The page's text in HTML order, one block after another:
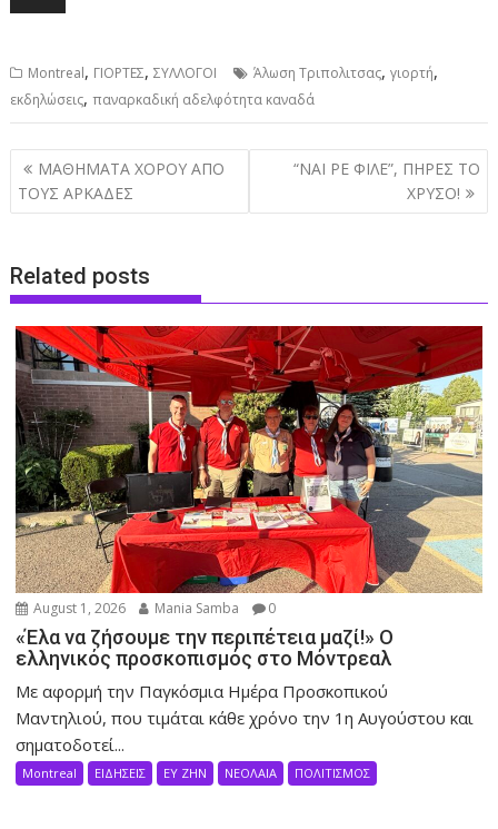
Montreal, ΓΙΟΡΤΕΣ,ΣΥΛΛΟΓΟΙ Άλωση Τριπολιτσας,γιορτή,
εκδηλώσεις,παναρκαδική αδελφότητα καναδά
Post
navigation
ΜΑΘΗΜΑΤΑ ΧΟΡΟΥ ΑΠΟ
ΤΟΥΣ ΑΡΚΑΔΕΣ
“ΝΑΙ ΡΕ ΦΙΛΕ”, ΠΗΡΕΣ ΤΟ
ΧΡΥΣΟ!
Related posts
August 1, 2026 Mania Samba 0
«Έλα να ζήσουμε την περιπέτεια μαζί!» Ο
ελληνικός προσκοπισμός στο Μόντρεαλ
Με αφορμή την Παγκόσμια Ημέρα Προσκοπικού
Μαντηλιού, που τιμάται κάθε χρόνο την 1η Αυγούστου και
σηματοδοτεί...
Montreal ΕΙΔΗΣΕΙΣ ΕΥ ΖΗΝ ΝΕΟΛΑΙΑ ΠΟΛΙΤΙΣΜΟΣ